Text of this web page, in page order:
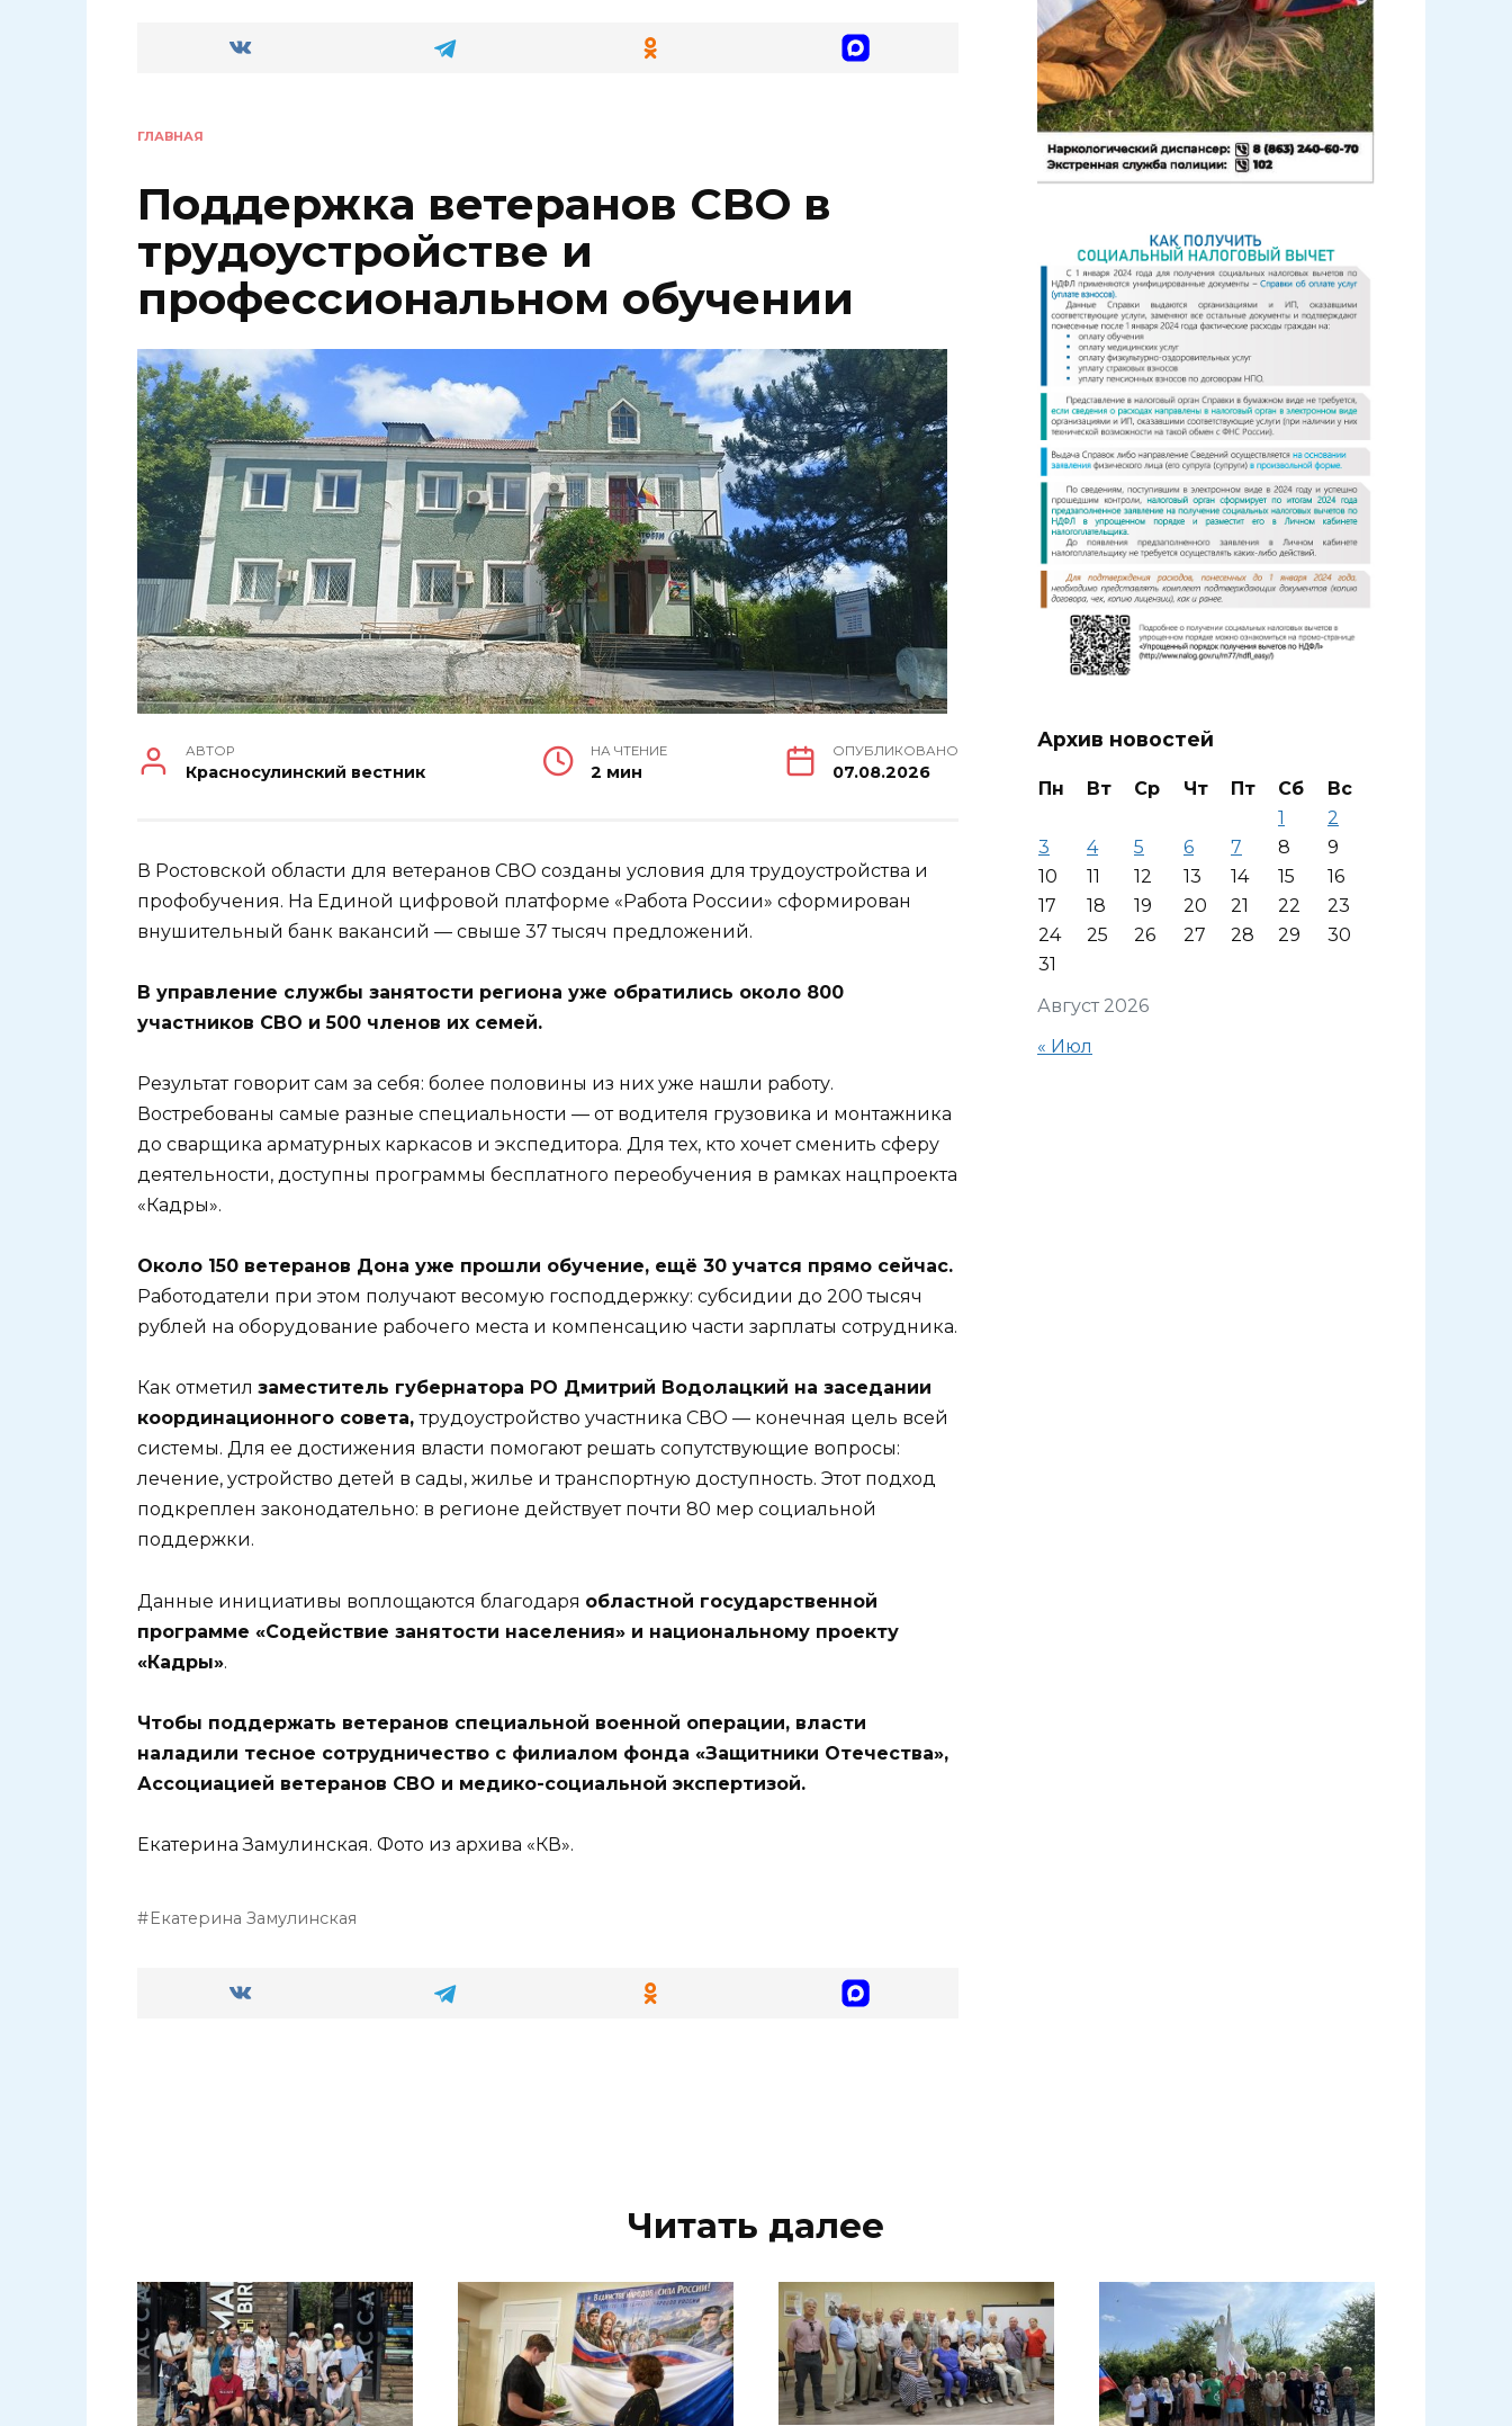
ГЛАВНАЯ
Поддержка ветеранов СВО в
трудоустройстве и
профессиональном обучении
АВТОР
Красносулинский вестник
НА ЧТЕНИЕ
2 мин
ОПУБЛИКОВАНО
07.08.2026
В Ростовской области для ветеранов СВО созданы условия для трудоустройства и
профобучения. На Единой цифровой платформе «Работа России» сформирован
внушительный банк вакансий — свыше 37 тысяч предложений.
В управление службы занятости региона уже обратились около 800
участников СВО и 500 членов их семей.
Результат говорит сам за себя: более половины из них уже нашли работу.
Востребованы самые разные специальности — от водителя грузовика и монтажника
до сварщика арматурных каркасов и экспедитора. Для тех, кто хочет сменить сферу
деятельности, доступны программы бесплатного переобучения в рамках нацпроекта
«Кадры».
Около 150 ветеранов Дона уже прошли обучение, ещё 30 учатся прямо сейчас.
Работодатели при этом получают весомую господдержку: субсидии до 200 тысяч
рублей на оборудование рабочего места и компенсацию части зарплаты сотрудника.
Как отметил заместитель губернатора РО Дмитрий Водолацкий на заседании
координационного совета,трудоустройство участника СВО — конечная цель всей
системы. Для ее достижения власти помогают решать сопутствующие вопросы:
лечение, устройство детей в сады, жилье и транспортную доступность. Этот подход
подкреплен законодательно: в регионе действует почти 80 мер социальной
поддержки.
Данные инициативы воплощаются благодаря областной государственной
программе «Содействие занятости населения» и национальному проекту
«Кадры».
Чтобы поддержать ветеранов специальной военной операции, власти
наладили тесное сотрудничество с филиалом фонда «Защитники Отечества»,
Ассоциацией ветеранов СВО и медико-социальной экспертизой.
Екатерина Замулинская. Фото из архива «КВ».
Екатерина Замулинская
Архив новостей
Август 2026
Пн Вт Ср Чт Пт Сб
Вс
1
2
3
4 5 6 7 8
9
10
11 12 13 14 15
16
17
18 19 20 21 22
23
24
25 26 27 28 29
30
31
« Июл
Читать далее